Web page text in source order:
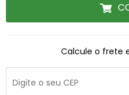
Calcule o frete